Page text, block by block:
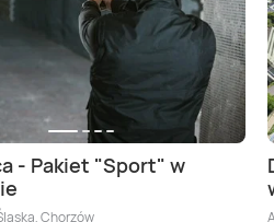
- Pakiet "Sport" w
Chorzów